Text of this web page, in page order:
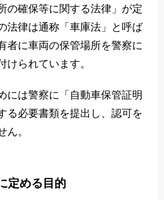
の確保等に関する法律」が定
法律は通称「車庫法」と呼ば
者に車両の保管場所を警察に
けられています。
には警察に「自動車保管証明
る必要書類を提出し、認可を
ん。
定める目的